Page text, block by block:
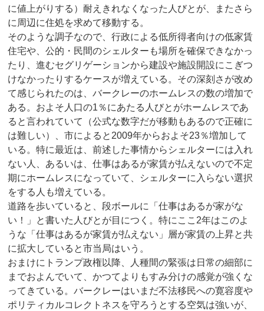
に値上がりする）耐えきれなくなった人びとが、またさら
に周辺に住処を求めて移動する。
そのような調子なので、行政による低所得者向けの低家賃
住宅や、公的・民間のシェルターも場所を確保できなかっ
たり、進むセグリゲーションから建設や施設開設にこぎつ
けなかったりするケースが増えている。その深刻さが改め
て感じられたのは、バークレーのホームレスの数の増加で
ある。およそ人口の1％にあたる人びとがホームレスであ
ると言われていて（公式な数字だが移動もあるので正確に
は難しい）、市によると2009年からおよそ23％増加して
いる。特に最近は、前述した事情からシェルターには入れ
ない人、あるいは、仕事はあるが家賃が払えないので不定
期にホームレスになっていて、シェルターに入らない選択
をする人も増えている。
道路を歩いていると、段ボールに「仕事はあるが家がな
い！」と書いた人びとが目につく。特にここ2年はこのよ
うな「仕事はあるが家賃が払えない」層が家賃の上昇と共
に拡大していると市当局はいう。
おまけにトランプ政権以降、人種間の緊張は日常の細部に
までおよんでいて、かつてよりもすみ分けの感覚が強くな
ってきている。バークレーはいまだ不法移民への寛容度や
ポリティカルコレクトネスを守ろうとする空気は強いが、